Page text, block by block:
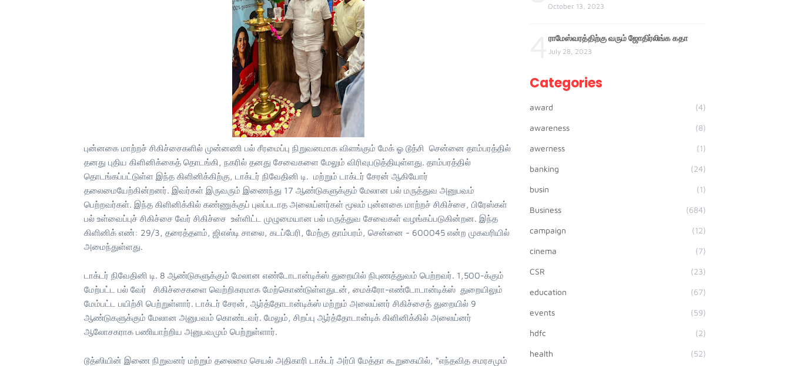
புன்னகை மாற்றச் சிகிச்சைகளில் முன்னணி பல் சீரமைப்பு நிறுவனமாக விளங்கும் மேக் ஓ டூத்சி சென்னை தாம்பரத்தில்
தனது புதிய கிளினிக்கைத் தொடங்கி, நகரில் தனது சேவைகளை மேலும் விரிவுபடுத்தியுள்ளது. தாம்பரத்தில்
தொடங்கப்பட்டுள்ள இந்த கிளினிக்கிற்கு, டாக்டர் நிவேதினி டி. மற்றும் டாக்டர் சேரன் ஆகியோர்
தலைமையேற்கின்றனர். இவர்கள் இருவரும் இணைந்து 17 ஆண்டுகளுக்கும் மேலான பல் மருத்துவ அனுபவம்
பெற்றவர்கள். இந்த கிளினிக்கில் கண்ணுக்குப் புலப்படாத அலைய்னர்கள் மூலம் புன்னகை மாற்றச் சிகிச்சை, பிரேஸ்கள்
பல் உள்வைப்புச் சிகிச்சை வேர் சிகிச்சை உள்ளிட்ட முழுமையான பல் மருத்துவ சேவைகள் வழங்கப்படுகின்றன. இந்த
கிளினிக் எண்: 29/3, தரைத்தளம், ஜிஎஸ்டி சாலை, கடப்பேரி, மேற்கு தாம்பரம், சென்னை - 600045 என்ற முகவரியில்
அமைந்துள்ளது.
டாக்டர் நிவேதினி டி. 8 ஆண்டுகளுக்கும் மேலான எண்டோடான்டிக்ஸ் துறையில் நிபுணத்துவம் பெற்றவர். 1,500-க்கும்
மேற்பட்ட பல் வேர் சிகிச்சைகளை வெற்றிகரமாக மேற்கொண்டுள்ளதுடன், மைக்ரோ-எண்டோடான்டிக்ஸ் துறையிலும்
மேம்பட்ட பயிற்சி பெற்றுள்ளார். டாக்டர் சேரன், ஆர்த்தோடான்டிக்ஸ் மற்றும் அலைய்னர் சிகிச்சைத் துறையில் 9
ஆண்டுகளுக்கும் மேலான அனுபவம் கொண்டவர். மேலும், சிறப்பு ஆர்த்தோடான்டிக் கிளினிக்கில் அலைய்னர்
ஆலோசகராக பணியாற்றிய அனுபவமும் பெற்றுள்ளார்.
டூத்ஸியின் இணை நிறுவனர் மற்றும் தலைமை செயல் அதிகாரி டாக்டர் அர்பி மேத்தா கூறுகையில், “எந்தவித சமரசமும்
October 13, 2023
ராமேஸ்வரத்திற்கு வரும் ஜோதிர்லிங்க கதா
July 28, 2023
Categories
award (4)
awareness (8)
awerness (1)
banking (24)
busin (1)
Business (684)
campaign (12)
cinema (7)
CSR (23)
education (67)
events (59)
hdfc (2)
health (52)